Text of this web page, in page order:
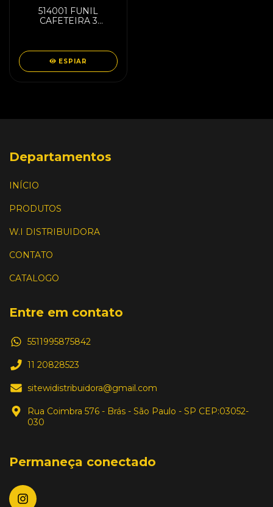
514001 FUNIL
CAFETEIRA 3
ESPIAR
Departamentos
INÍCIO
PRODUTOS
W.I DISTRIBUIDORA
CONTATO
CATALOGO
Entre em contato
5511995875842
11 20828523
sitewidistribuidora@gmail.com
Rua Coimbra 576 - Brás - São Paulo - SP CEP:03052-
030
Permaneça conectado